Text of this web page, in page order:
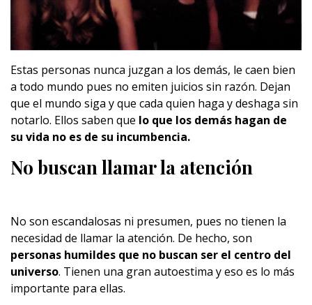
Estas personas nunca juzgan a los demás, le caen bien
a todo mundo pues no emiten juicios sin razón. Dejan
que el mundo siga y que cada quien haga y deshaga sin
notarlo. Ellos saben que lo que los demás hagan de
su vida no es de su incumbencia.
No buscan llamar la atención
No son escandalosas ni presumen, pues no tienen la
necesidad de llamar la atención. De hecho, son
personas humildes que no buscan ser el centro del
universo. Tienen una gran autoestima y eso es lo más
importante para ellas.